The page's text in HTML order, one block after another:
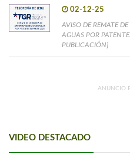
02-12-25
AVISO DE REMATE
AGUAS POR
PUBLICACIÓN]
ANUNCIO
VIDEO DESTACADO